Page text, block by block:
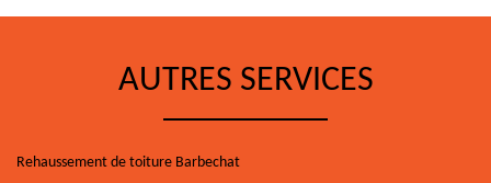
AUTRES SERVICES
Rehaussement de toiture Barbechat